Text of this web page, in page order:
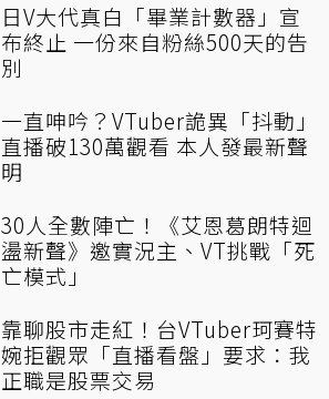
日V大代真白「畢業計數器」宣
布終止 一份來自粉絲500天的告
別
一直呻吟？VTuber詭異「抖動」
直播破130萬觀看 本人發最新聲
明
30人全數陣亡！《艾恩葛朗特迴
盪新聲》邀實況主、VT挑戰「死
亡模式」
靠聊股市走紅！台VTuber珂賽特
婉拒觀眾「直播看盤」要求：我
正職是股票交易